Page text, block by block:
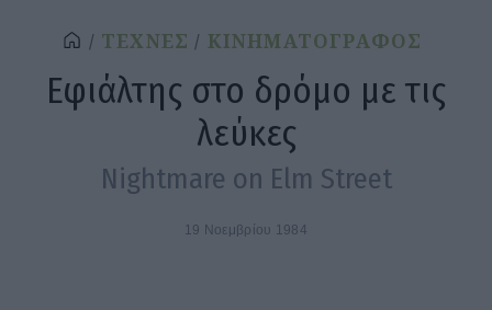
ΤΕΧΝΕΣ ΚΙΝΗΜΑΤΟΓΡΑΦΟΣ
Εφιάλτης στο δρόμο με τις
λεύκες
Nightmare on Elm Street
19 Νοεμβρίου 1984